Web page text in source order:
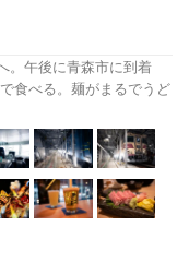
。午後に青森市に到着
食べる。麺がまるでうど